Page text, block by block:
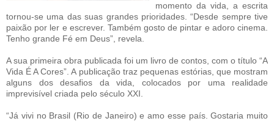
momento da vida, a escrita
tornou-se uma das suas grandes prioridades. “Desde sempre tive
paixão por ler e escrever. Também gosto de pintar e adoro cinema.
Tenho grande Fé em Deus”, revela.
A sua primeira obra publicada foi um livro de contos, com o título “A
Vida É A Cores”. A publicação traz pequenas estórias, que mostram
alguns dos desafios da vida, colocados por uma realidade
imprevisível criada pelo século XXI.
“Já vivi no Brasil (Rio de Janeiro) e amo esse país. Gostaria muito